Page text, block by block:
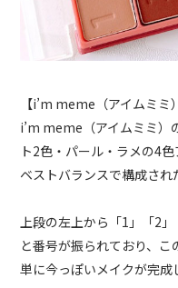
【i’m meme（アイムミミ
i’m meme（アイムミミ）
ト2色・パール・ラメの4
ベストバランスで構成され
上段の左上から「1」「2
と番号が振られており、
単に今っぽいメイクが完成